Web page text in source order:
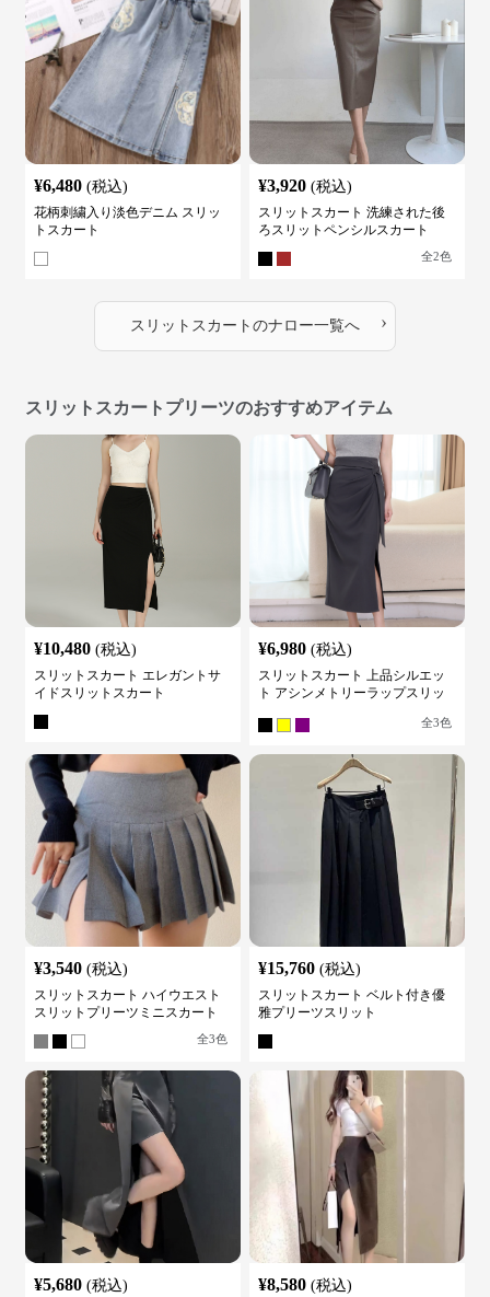
¥6,480 (税込)
花柄刺繍入り淡色デニム スリッ
トスカート
¥3,920 (税込)
スリットスカート 洗練された後
ろスリットペンシルスカート
全2色
スリットスカート のナロー一覧へ ›
スリットスカートプリーツのおすすめアイテム
¥10,480 (税込)
スリットスカート エレガントサ
イドスリットスカート
¥6,980 (税込)
スリットスカート 上品シルエッ
ト アシンメトリーラップスリッ
全3色
¥3,540 (税込)
スリットスカート ハイウエスト
スリットプリーツミニスカート
全3色
¥15,760 (税込)
スリットスカート ベルト付き優
雅プリーツスリット
¥5,680 (税込) ¥8,580 (税込)